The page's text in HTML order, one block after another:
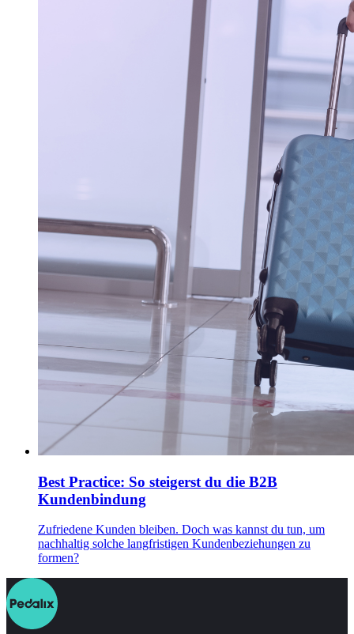
Best Practice: So steigerst du die B2B
Kundenbindung
Zufriedene Kunden bleiben. Doch was kannst du tun, um
nachhaltig solche langfristigen Kundenbeziehungen zu
formen?